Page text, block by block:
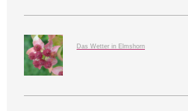
Das Wetter in Elmshorn